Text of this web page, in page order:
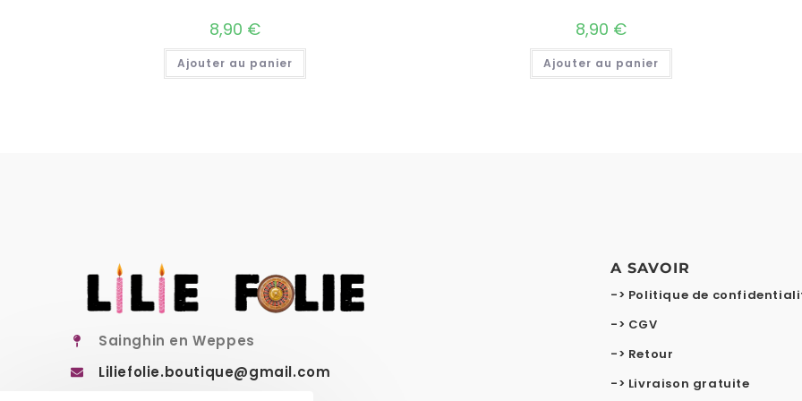
8,90 €
Ajouter au panier
8,90 €
Ajouter au panier
Sainghin en Weppes
Liliefolie.boutique@gmail.com
A SAVOIR
-> Politique de
-> CGV
-> Retour
-> Livraison gratuite